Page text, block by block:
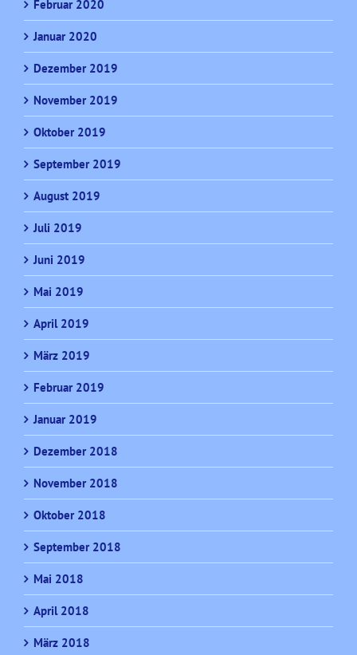
Februar 2020
Januar 2020
Dezember 2019
November 2019
Oktober 2019
September 2019
August 2019
Juli 2019
Juni 2019
Mai 2019
April 2019
März 2019
Februar 2019
Januar 2019
Dezember 2018
November 2018
Oktober 2018
September 2018
Mai 2018
April 2018
März 2018